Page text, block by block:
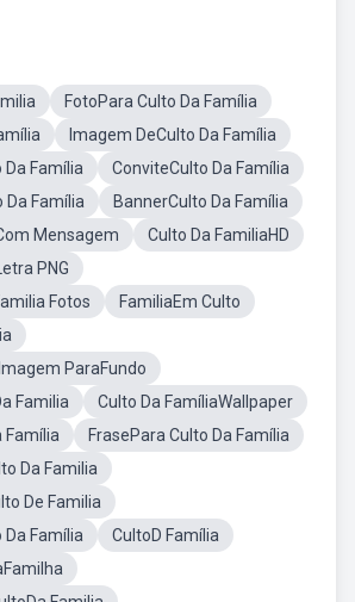
FotoPara Culto Da Família
Imagem DeCulto Da Família
Da Família
ConviteCulto Da Família
Da Família
BannerCulto Da Família
Mensagem
Culto Da FamiliaHD
PNG
Fotos
FamiliaEm Culto
ParaFundo
Familia
Culto Da FamíliaWallpaper
Família
FrasePara Culto Da Família
Da Familia
De Familia
Da Família
CultoD Família